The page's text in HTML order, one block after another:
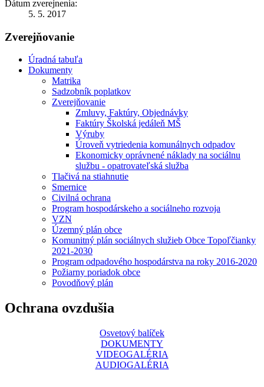
Dátum zverejnenia:
5. 5. 2017
Zverejňovanie
Úradná tabuľa
Dokumenty
Matrika
Sadzobník poplatkov
Zverejňovanie
Zmluvy, Faktúry, Objednávky
Faktúry Školská jedáleň MŠ
Výruby
Úroveň vytriedenia komunálnych odpadov
Ekonomicky oprávnené náklady na sociálnu
službu - opatrovateľská služba
Tlačivá na stiahnutie
Smernice
Civilná ochrana
Program hospodárskeho a sociálneho rozvoja
VZN
Územný plán obce
Komunitný plán sociálnych služieb Obce Topoľčianky
2021-2030
Program odpadového hospodárstva na roky 2016-2020
Požiarny poriadok obce
Povodňový plán
Ochrana ovzdušia
Osvetový balíček
DOKUMENTY
VIDEOGALÉRIA
AUDIOGALÉRIA